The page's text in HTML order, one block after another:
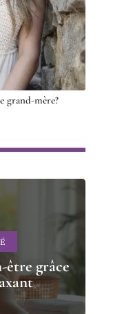
grand-mère?
être grâce